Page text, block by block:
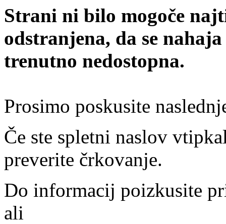
Strani ni bilo mogoče
odstranjena, da se
trenutno nedostopna.
Prosimo poskusite
Če ste spletni naslov
preverite črkovanje.
Do informacij poizkusite
ali